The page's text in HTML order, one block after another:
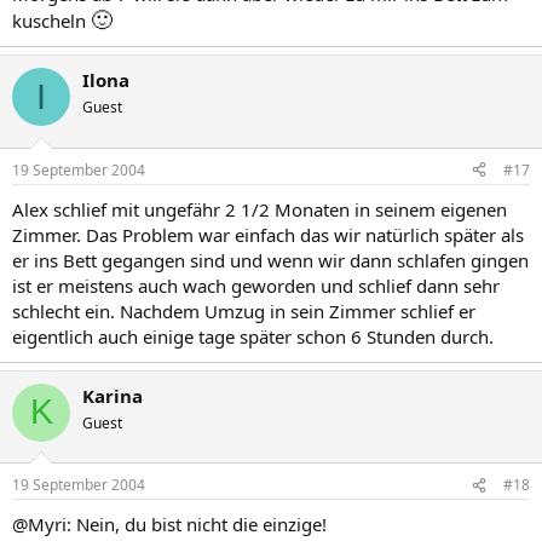
kuscheln 🙂
I Ilona
Guest
19 September 2004 #17
Alex schlief mit ungefähr 2 1/2 Monaten in seinem eigenen
Zimmer. Das Problem war einfach das wir natürlich später als
er ins Bett gegangen sind und wenn wir dann schlafen gingen
ist er meistens auch wach geworden und schlief dann sehr
schlecht ein. Nachdem Umzug in sein Zimmer schlief er
eigentlich auch einige tage später schon 6 Stunden durch.
K Karina
Guest
19 September 2004 #18
@Myri: Nein, du bist nicht die einzige!